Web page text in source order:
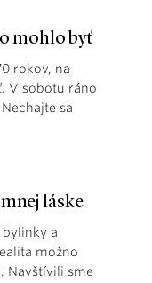
mohlo byť
rokov, na
V sobotu ráno
sa
láske
bylinky a
možno
Navštívili sme